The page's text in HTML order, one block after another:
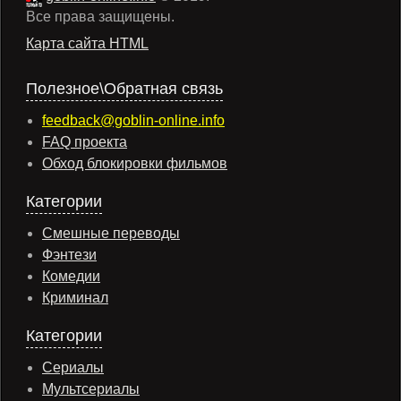
Все права защищены.
Карта сайта HTML
Полезное\Обратная связь
feedback@goblin-online.info
FAQ проекта
Обход блокировки фильмов
Категории
Смешные переводы
Фэнтези
Комедии
Криминал
Категории
Сериалы
Мультсериалы